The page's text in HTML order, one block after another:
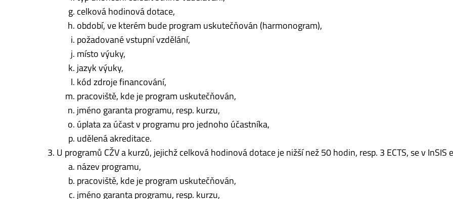
celková hodinová dotace,
období, ve kterém bude program uskutečňován (harmonogram),
požadované vstupní vzdělání,
místo výuky,
jazyk výuky,
kód zdroje financování,
pracoviště, kde je program uskutečňován,
jméno garanta programu, resp. kurzu,
úplata za účast v programu pro jednoho účastníka,
udělená akreditace.
U programů CŽV a kurzů, jejichž celková hodinová dotace je nižší než 50 hodin, resp. 3 ECTS, se v InSIS
název programu,
pracoviště, kde je program uskutečňován,
jméno garanta programu, resp. kurzu,